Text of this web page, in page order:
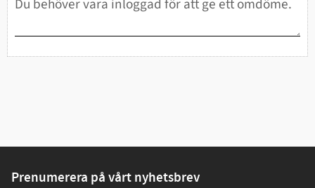
Prenumerera på vårt nyhetsbrev